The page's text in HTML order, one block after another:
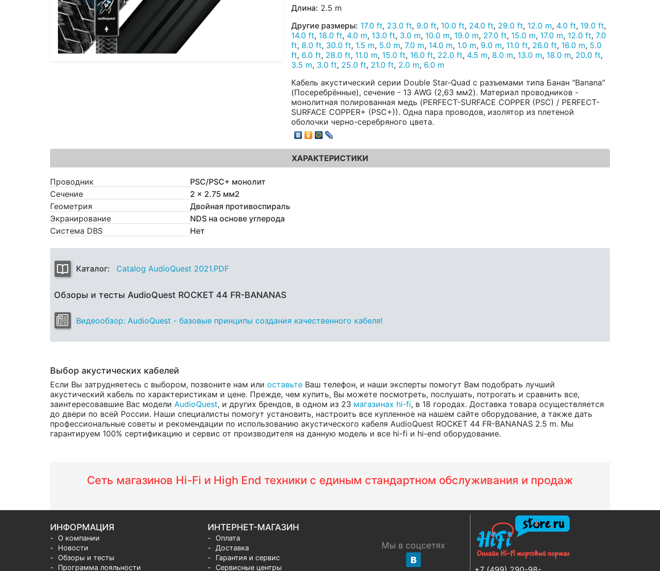
Длина: 2.5 m
Другие размеры: 17.0 ft, 23.0 ft, 9.0 ft, 10.0 ft, 24.0 ft, 29.0 ft, 12.0 m, 4.0 ft, 19.0 ft,
14.0 ft, 18.0 ft, 4.0 m, 13.0 ft, 3.0 m, 10.0 m, 19.0 m, 27.0 ft, 15.0 m, 17.0 m, 12.0 ft, 7.0
ft, 8.0 ft, 30.0 ft, 1.5 m, 5.0 m, 7.0 m, 14.0 m, 1.0 m, 9.0 m, 11.0 ft, 26.0 ft, 16.0 m, 5.0
ft, 6.0 ft, 28.0 ft, 11.0 m, 15.0 ft, 16.0 ft, 22.0 ft, 4.5 m, 8.0 m, 13.0 m, 18.0 m, 20.0 ft,
3.5 m, 3.0 ft, 25.0 ft, 21.0 ft, 2.0 m, 6.0 m
Кабель акустический серии Double Star-Quad с разъемами типа Банан "Banana"
(Посеребрённые), сечение - 13 AWG (2,63 мм2). Материал проводников -
монолитная полированная медь (PERFECT-SURFACE COPPER (PSC) / PERFECT-
SURFACE COPPER+ (PSC+)). Одна пара проводов, изолятор из плетеной
оболочки черно-серебряного цвета.
ХАРАКТЕРИСТИКИ
Проводник
PSC/PSC+ монолит
Сечение
2 x 2.75 мм2
Геометрия
Двойная противоспираль
Экранирование
NDS на основе углерода
Система DBS
Нет
Каталог: Catalog AudioQuest 2021.PDF
Обзоры и тесты AudioQuest ROCKET 44 FR-BANANAS
Видеообзор: AudioQuest - базовые принципы создания качественного кабеля!
Выбор акустических кабелей
Если Вы затрудняетесь с выбором, позвоните нам или оставьте Ваш телефон, и наши эксперты помогут Вам подобрать лучший
акустический кабель по характеристикам и цене. Прежде, чем купить, Вы можете посмотреть, послушать, потрогать и сравнить все,
заинтересовавшие Вас модели AudioQuest, и других брендов, в одном из 23 магазинах hi-fi, в 18 городах. Доставка товара осуществляется
до двери по всей России. Наши специалисты помогут установить, настроить все купленное на нашем сайте оборудование, а также дать
профессиональные советы и рекомендации по использованию акустического кабеля AudioQuest ROCKET 44 FR-BANANAS 2.5 m. Мы
гарантируем 100% сертификацию и сервис от производителя на данную модель и все hi-fi и hi-end оборудование.
Сеть магазинов Hi-Fi и High End техники с единым стандартном обслуживания и продаж
ИНФОРМАЦИЯ
О компании
Новости
Обзоры и тесты
Программа лояльности
ИНТЕРНЕТ-МАГАЗИН
Оплата
Доставка
Гарантия и сервис
Сервисные центры
Мы в соцсетях